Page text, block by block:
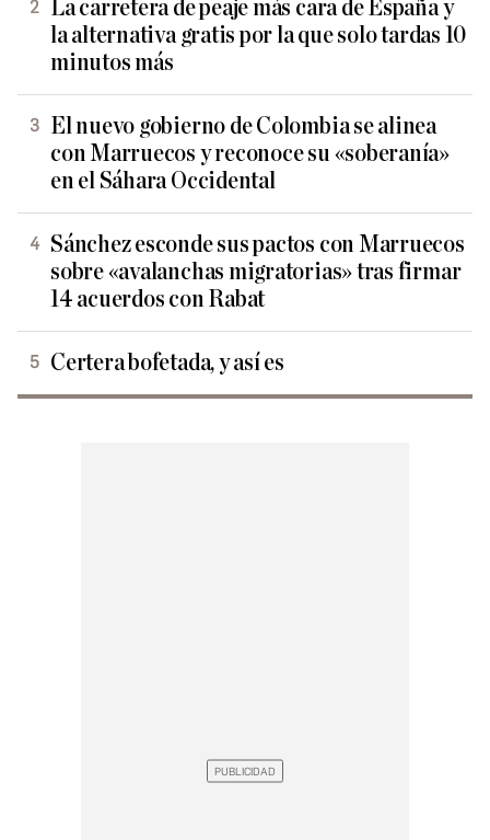
La carretera de peaje más cara de España y
la alternativa gratis por la que solo tardas 10
minutos más
El nuevo gobierno de Colombia se alinea
con Marruecos y reconoce su «soberanía»
en el Sáhara Occidental
Sánchez esconde sus pactos con Marruecos
sobre «avalanchas migratorias» tras firmar
14 acuerdos con Rabat
Certera bofetada, y así es